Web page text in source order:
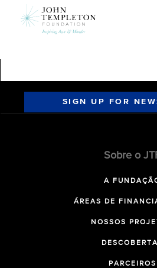
SIGN UP FOR
Sobre o
A
ÁREAS DE
NOSSOS
PARCEIROS